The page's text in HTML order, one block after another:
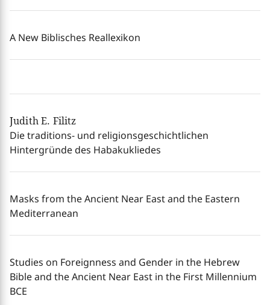
A New Biblisches Reallexikon
Judith E. Filitz
Die traditions- und religionsgeschichtlichen
Hintergründe des Habakukliedes
Masks from the Ancient Near East and the Eastern
Mediterranean
Studies on Foreignness and Gender in the Hebrew
Bible and the Ancient Near East in the First Millennium
BCE